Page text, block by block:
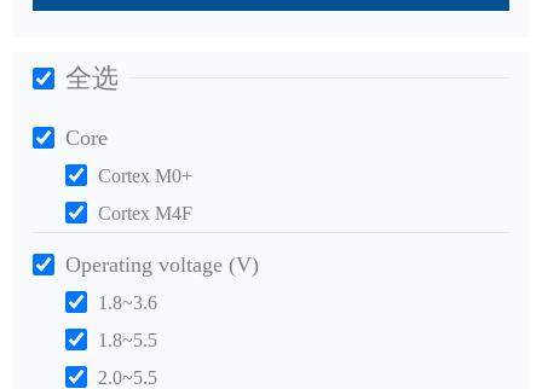
全选
Core
Cortex M0+
Cortex M4F
Operating voltage (V)
1.8~3.6
1.8~5.5
2.0~5.5